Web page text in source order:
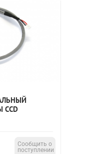
Сообщить о
поступлении